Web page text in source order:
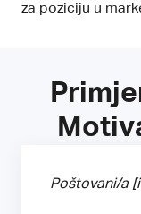
za poziciju u
Poštovani/a